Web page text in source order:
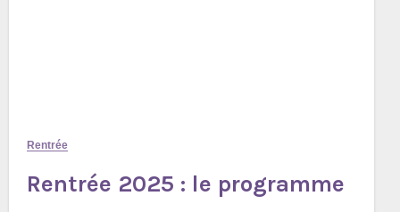
Rentrée
Rentrée 2025 : le programme